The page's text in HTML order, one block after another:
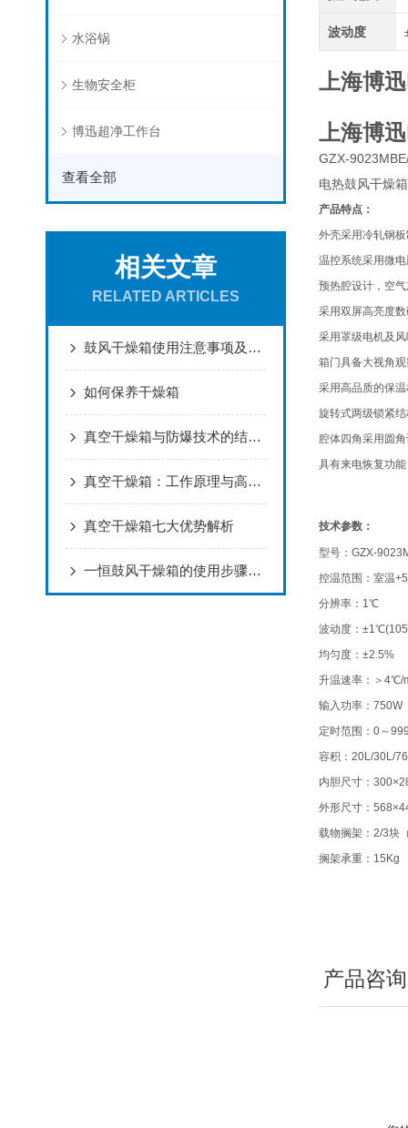
水浴锅
生物安全柜
博迅超净工作台
查看全部
相关文章
RELATED ARTICLES
鼓风干燥箱使用注意事项及常见故障
如何保养干燥箱
真空干燥箱与防爆技术的结合应用
真空干燥箱：工作原理与高效应用解析
真空干燥箱七大优势解析
一恒鼓风干燥箱的使用步骤和注意事项
波动度
上海博
上海博
GZX-
电热鼓风干燥
产品特点：
外壳采用冷轧钢
温控系统采用微
预热腔设计，空
采用双屏高亮度
采用罩级电机及
箱门具备大视角
采用高品质的保
旋转式两级锁紧
腔体四角采用圆
具有来电恢复功
技术参数：
型号：GZX-
控温范围：室温
分辨率：1℃
波动度：
均匀度：±2.5%
升温速率：＞
输入功率：750W
定时范围：0～
容积：20L/30L/
内胆尺寸：
外形尺寸：
载物搁架：2/3块
搁架承重：15Kg
产品咨询